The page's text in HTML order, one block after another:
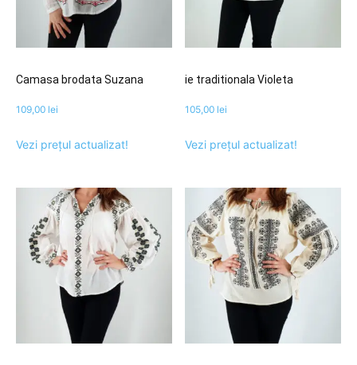
Camasa brodata Suzana
109,00 lei
Vezi prețul actualizat!
ie traditionala Violeta
105,00 lei
Vezi prețul actualizat!